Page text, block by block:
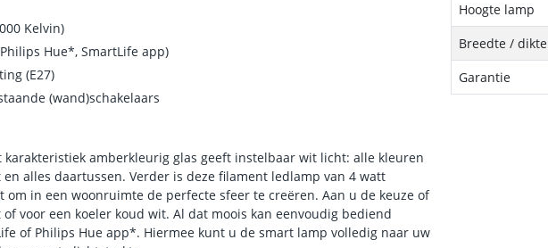
Kelvin)
Hue*, SmartLife app)
(E27)
(wand)schakelaars
karakteristiek amberkleurig glas geeft instelbaar wit licht: alle kleuren
alles daartussen. Verder is deze filament ledlamp van 4 watt
in een woonruimte de perfecte sfeer te creëren. Aan u de keuze of
voor een koeler koud wit. Al dat moois kan eenvoudig bediend
of Philips Hue app*. Hiermee kunt u de smart lamp volledig naar uw
Hoogte lamp
Breedte /
Garantie